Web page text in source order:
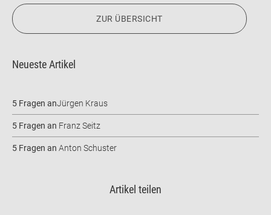
ZUR ÜBERSICHT
Neueste Artikel
5 Fragen anJürgen Kraus
5 Fragen an Franz Seitz
5 Fragen an Anton Schuster
Artikel teilen